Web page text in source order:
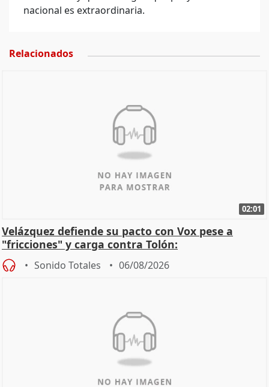
nacional es extraordinaria.
Relacionados
02:01
Velázquez defiende su pacto con Vox pese a
"fricciones" y carga contra Tolón:
Sonido Totales 06/08/2026